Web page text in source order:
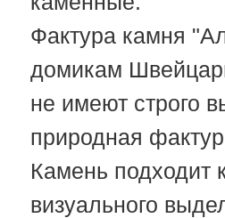
Фактура камня
домикам
не имеют строго
природная
Камень подходит
визуального